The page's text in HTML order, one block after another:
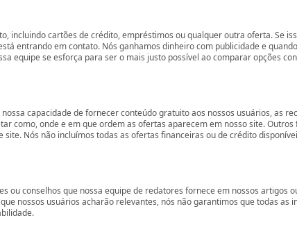
incluindo cartões de crédito, empréstimos ou qualquer outra oferta. Se
entrando em contato. Nós ganhamos dinheiro com publicidade e
equipe se esforça para ser o mais justo possível ao comparar opções
capacidade de fornecer conteúdo gratuito aos nossos usuários, as
como, onde e em que ordem as ofertas aparecem em nosso site.
Nós não incluímos todas as ofertas financeiras ou de crédito
conselhos que nossa equipe de redatores fornece em nossos artigos
nossos usuários acharão relevantes, nós não garantimos que todas as